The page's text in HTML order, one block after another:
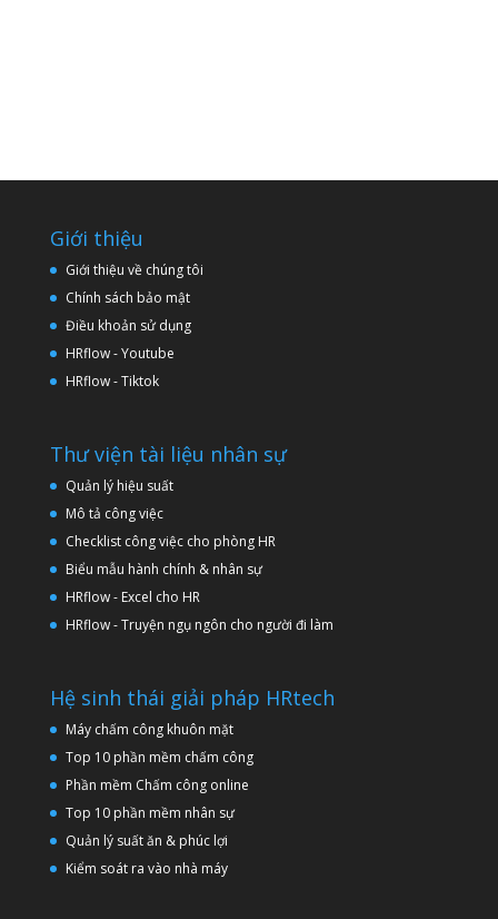
Giới thiệu
Giới thiệu về chúng tôi
Chính sách bảo mật
Điều khoản sử dụng
HRflow - Youtube
HRflow - Tiktok
Thư viện tài liệu nhân sự
Quản lý hiệu suất
Mô tả công việc
Checklist công việc cho phòng HR
Biểu mẫu hành chính & nhân sự
HRflow - Excel cho HR
HRflow - Truyện ngụ ngôn cho người đi làm
Hệ sinh thái giải pháp HRtech
Máy chấm công khuôn mặt
Top 10 phần mềm chấm công
Phần mềm Chấm công online
Top 10 phần mềm nhân sự
Quản lý suất ăn & phúc lợi
Kiểm soát ra vào nhà máy